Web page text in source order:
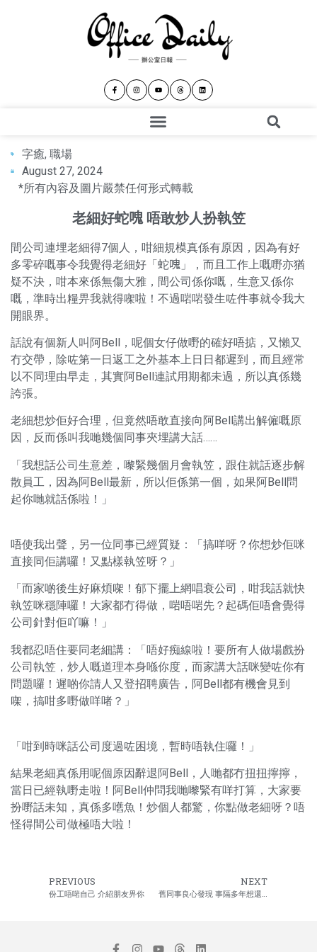
字癒, 職場
August 27, 2024
*所有內容及圖片嚴禁任何形式轉載
老細好蛇𠺌 唔敢炒人扮執笠
間公司連埋老細得7個人，咁細規模真係有原因，因為有好
多零碎嘅事令我覺得老細好「蛇𠺌」，而且工作上嘅嘢亦猶
疑不決，咁本來係無傷大雅，間公司係你嘅，生意又係你
嘅，準時出糧畀我就得㗎啦！不過啱啱發生咗件事就令我大
開眼界。
話說有個新人叫阿Bell，呢個女仔做嘢的確好唔掂，又懶又
冇交帶，除咗第一日返工之外基本上日日都遲到，而且經常
以不同理由早走，其實阿Bell連試用期都未過，所以真係幾
誇張。
老細想炒佢好合理，但竟然唔敢直接向阿Bell講出解僱嘅原
因，反而係叫我哋幾個同事夾埋講大話……
「我想話公司生意差，嚟緊幾個月會執笠，跟住就話逐步解
散員工，因為阿Bell最新，所以佢係第一個，如果阿Bell問
起你哋就話係啦！」
唔使我出聲，另一位同事已經質疑：「搞咩呀？你想炒佢咪
直接同佢講囉！又點樣執笠呀？」
「而家啲後生好麻煩㗎！郁下擺上網唱衰公司，咁我話就快
執笠咪穩陣囉！大家都冇得做，啱唔啱先？起碼佢唔會覺得
公司針對佢吖嘛！」
我都忍唔住要同老細講：「唔好痴線啦！要所有人做場戲扮
公司執笠，炒人嘅道理本身喺你度，而家講大話咪變咗你有
問題囉！遲啲你請人又登招聘廣告，阿Bell都有機會見到
㗎，搞咁多嘢做咩啫？」
「咁到時咪話公司度過咗困境，暫時唔執住囉！」
結果老細真係用呢個原因辭退阿Bell，人哋都冇扭扭擰擰，
當日已經執嘢走啦！阿Bell仲問我哋嚟緊有咩打算，大家要
扮嘢話未知，真係多嚿魚！炒個人都驚，你點做老細呀？唔
怪得間公司做極唔大啦！
PREVIOUS
份工唔啱自己 介紹朋友畀你
NEXT
舊同事良心發現 事隔多年想還錢